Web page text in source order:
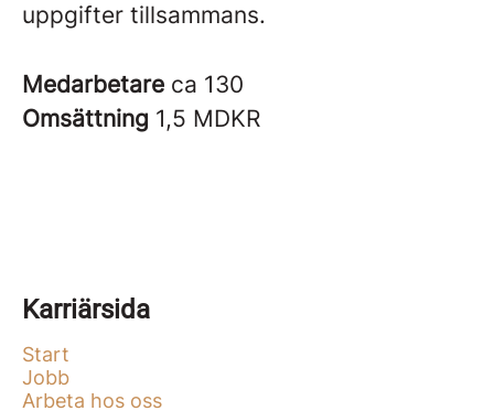
uppgifter tillsammans.
Medarbetare ca 130
Omsättning 1,5 MDKR
Karriärsida
Start
Jobb
Arbeta hos oss